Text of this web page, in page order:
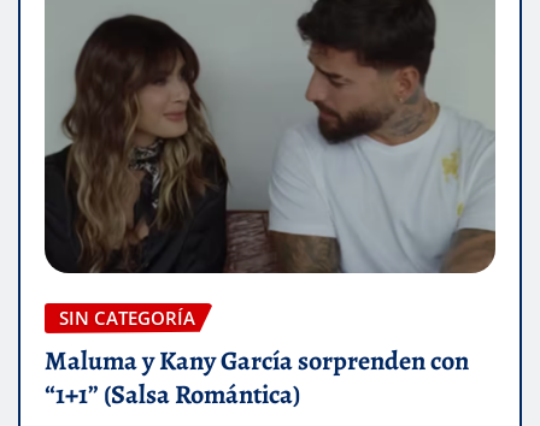
SIN CATEGORÍA
Maluma y Kany García sorprenden con
“1+1” (Salsa Romántica)